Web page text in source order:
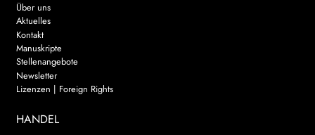
Über uns
Aktuelles
Kontakt
Manuskripte
Stellenangebote
Newsletter
Lizenzen | Foreign Rights
HANDEL